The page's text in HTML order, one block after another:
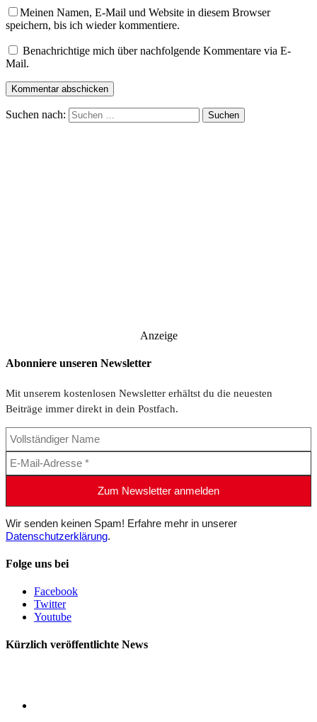
Meinen Namen, E-Mail und Website in diesem Browser
speichern, bis ich wieder kommentiere.
Benachrichtige mich über nachfolgende Kommentare via E-
Mail.
Suchen nach:
Anzeige
Abonniere unseren Newsletter
Mit unserem kostenlosen Newsletter erhältst du die neuesten
Beiträge immer direkt in dein Postfach.
Wir senden keinen Spam! Erfahre mehr in unserer
Datenschutzerklärung.
Folge uns bei
Facebook
Twitter
Youtube
Kürzlich veröffentlichte News